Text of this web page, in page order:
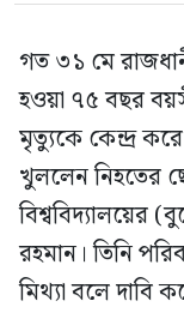
গত ৩১ মে
হওয়া ৭৫ বছর
মৃত্যুকে কেন্দ্র
খুললেন নিহতের
রহমান। তিনি
মিথ্যা বলে দাবি